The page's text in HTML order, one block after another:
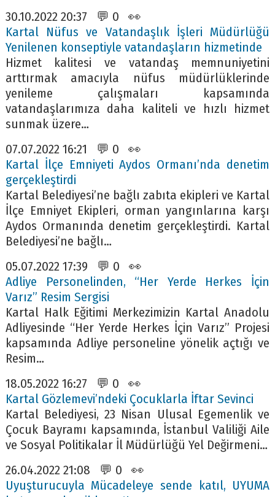
30.10.2022 20:37 💬 0 👀
Kartal Nüfus ve Vatandaşlık İşleri Müdürlüğü
Yenilenen konseptiyle vatandaşların hizmetinde
Hizmet kalitesi ve vatandaş memnuniyetini
arttırmak amacıyla nüfus müdürlüklerinde
yenileme çalışmaları kapsamında
vatandaşlarımıza daha kaliteli ve hızlı hizmet
sunmak üzere…
07.07.2022 16:21 💬 0 👀
Kartal İlçe Emniyeti Aydos Ormanı’nda denetim
gerçekleştirdi
Kartal Belediyesi’ne bağlı zabıta ekipleri ve Kartal
İlçe Emniyet Ekipleri, orman yangınlarına karşı
Aydos Ormanında denetim gerçekleştirdi. Kartal
Belediyesi’ne bağlı…
05.07.2022 17:39 💬 0 👀
Adliye Personelinden, “Her Yerde Herkes İçin
Varız” Resim Sergisi
Kartal Halk Eğitimi Merkezimizin Kartal Anadolu
Adliyesinde “Her Yerde Herkes İçin Varız” Projesi
kapsamında Adliye personeline yönelik açtığı ve
Resim…
18.05.2022 16:27 💬 0 👀
Kartal Gözlemevi’ndeki Çocuklarla İftar Sevinci
Kartal Belediyesi, 23 Nisan Ulusal Egemenlik ve
Çocuk Bayramı kapsamında, İstanbul Valiliği Aile
ve Sosyal Politikalar İl Müdürlüğü Yel Değirmeni…
26.04.2022 21:08 💬 0 👀
Uyuşturucuyla Mücadeleye sende katıl, UYUMA